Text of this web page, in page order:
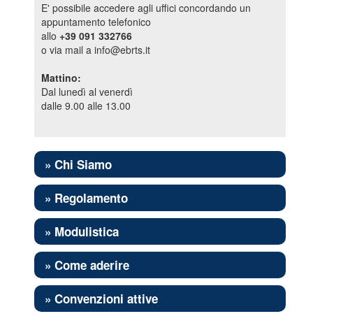
E' possibile accedere agli uffici concordando un
appuntamento telefonico
allo +39 091 332766
o via mail a info@ebrts.it
Mattino:
Dal lunedì al venerdì
dalle 9.00 alle 13.00
» Chi Siamo
» Regolamento
» Modulistica
» Come aderire
» Convenzioni attive